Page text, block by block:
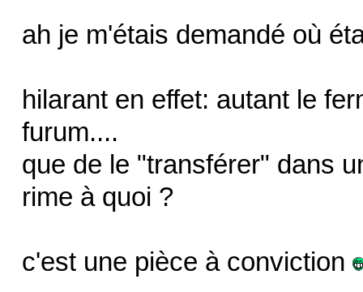
ah je m'étais demandé où
hilarant en effet: autant le
furum....
que de le "transférer" dans
rime à quoi ?
c'est une pièce à conviction